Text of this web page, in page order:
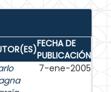
FECHA DE
PUBLICACIÓN
7-ene-2005